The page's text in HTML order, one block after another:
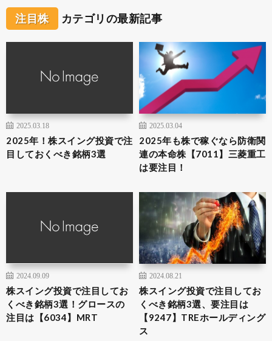
注目株 カテゴリの最新記事
2025.03.18
2025年！株スイング投資で注
目しておくべき銘柄3選
2025.03.04
2025年も株で稼ぐなら防衛関
連の本命株【7011】三菱重工
は要注目！
2024.09.09
株スイング投資で注目してお
くべき銘柄3選！グロースの
注目は【6034】MRT
2024.08.21
株スイング投資で注目してお
くべき銘柄3選、要注目は
【9247】TREホールディング
ス